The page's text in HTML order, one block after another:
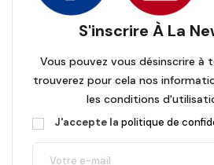
S'inscrire À La
Vous pouvez vous désinscrire à
trouverez pour cela nos
les conditions
J'accepte la politique de